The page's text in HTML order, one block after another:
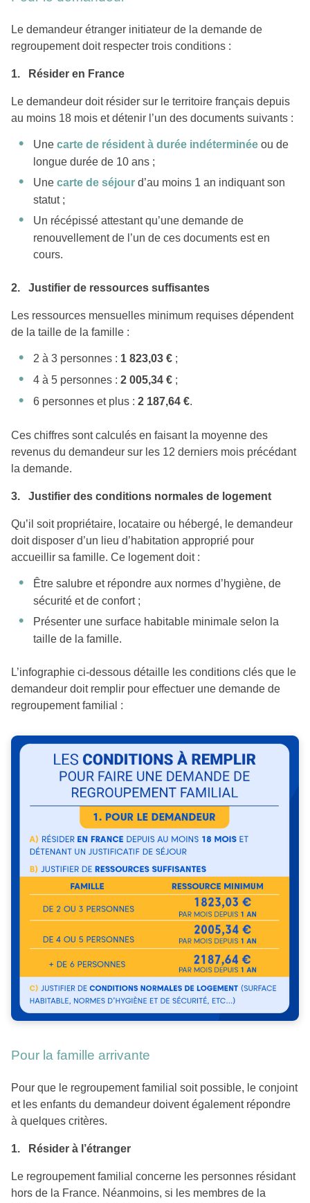
Le demandeur étranger initiateur de la demande de
regroupement doit respecter trois conditions :
1. Résider en France
Le demandeur doit résider sur le territoire français depuis
au moins 18 mois et détenir l’un des documents suivants :
Une carte de résident à durée indéterminée ou de
longue durée de 10 ans ;
Une carte de séjour d’au moins 1 an indiquant son
statut ;
Un récépissé attestant qu’une demande de
renouvellement de l’un de ces documents est en
cours.
2. Justifier de ressources suffisantes
Les ressources mensuelles minimum requises dépendent
de la taille de la famille :
2 à 3 personnes : 1 823,03 € ;
4 à 5 personnes : 2 005,34 € ;
6 personnes et plus : 2 187,64 €.
Ces chiffres sont calculés en faisant la moyenne des
revenus du demandeur sur les 12 derniers mois précédant
la demande.
3. Justifier des conditions normales de logement
Qu’il soit propriétaire, locataire ou hébergé, le demandeur
doit disposer d’un lieu d’habitation approprié pour
accueillir sa famille. Ce logement doit :
Être salubre et répondre aux normes d’hygiène, de
sécurité et de confort ;
Présenter une surface habitable minimale selon la
taille de la famille.
L’infographie ci-dessous détaille les conditions clés que le
demandeur doit remplir pour effectuer une demande de
regroupement familial :
Pour la famille arrivante
Pour que le regroupement familial soit possible, le conjoint
et les enfants du demandeur doivent également répondre
à quelques critères.
1. Résider à l’étranger
Le regroupement familial concerne les personnes résidant
hors de la France. Néanmoins, si les membres de la